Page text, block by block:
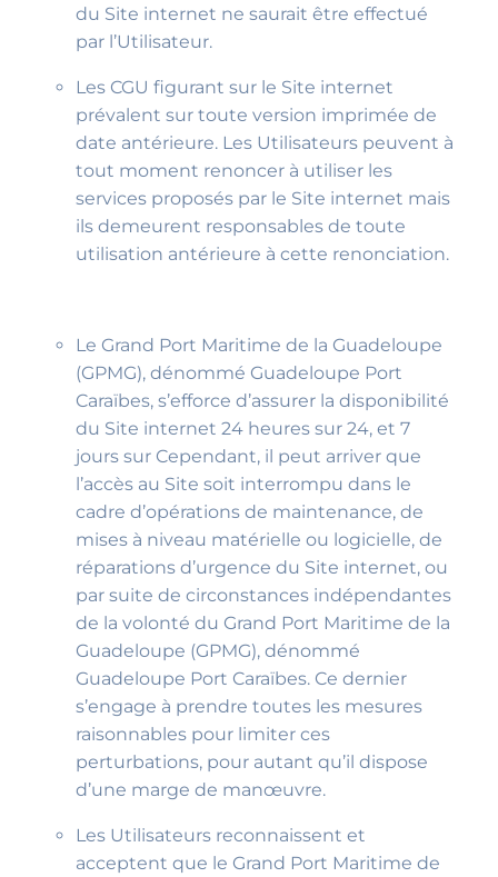
du Site internet ne saurait être effectué
par l’Utilisateur.
Les CGU figurant sur le Site internet
prévalent sur toute version imprimée de
date antérieure. Les Utilisateurs peuvent à
tout moment renoncer à utiliser les
services proposés par le Site internet mais
ils demeurent responsables de toute
utilisation antérieure à cette renonciation.
Le Grand Port Maritime de la Guadeloupe
(GPMG), dénommé Guadeloupe Port
Caraïbes, s’efforce d’assurer la disponibilité
du Site internet 24 heures sur 24, et 7
jours sur Cependant, il peut arriver que
l’accès au Site soit interrompu dans le
cadre d’opérations de maintenance, de
mises à niveau matérielle ou logicielle, de
réparations d’urgence du Site internet, ou
par suite de circonstances indépendantes
de la volonté du Grand Port Maritime de la
Guadeloupe (GPMG), dénommé
Guadeloupe Port Caraïbes. Ce dernier
s’engage à prendre toutes les mesures
raisonnables pour limiter ces
perturbations, pour autant qu’il dispose
d’une marge de manœuvre.
Les Utilisateurs reconnaissent et
acceptent que le Grand Port Maritime de